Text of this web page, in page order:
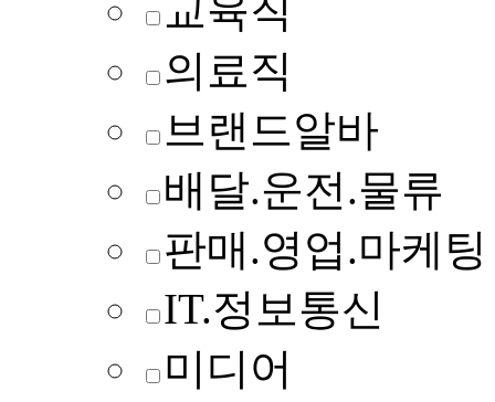
교육직
의료직
브랜드알바
배달.운전.물류
판매.영업.마케팅
IT.정보통신
미디어